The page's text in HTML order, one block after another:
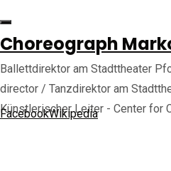
Choreograph
Ballettdirektor am Stadttheater
director / Tanzdirektor am
Künstlerischer Leiter - Center for
FacebookWikipedia
Goods
Identity